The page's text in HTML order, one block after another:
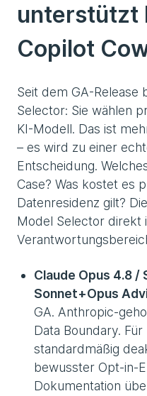
unterstützt
Copilot
Seit dem GA-Release
Selector: Sie wählen
KI-Modell. Das ist
– es wird zu einer
Entscheidung.
Case? Was kostet es
Datenresidenz gilt?
Model Selector direkt
Claude Opus 4.8 /
Sonnet+Opus
GA. Anthropic-
Data Boundary.
standardmäßig
bewusster Opt-in-
Dokumentation